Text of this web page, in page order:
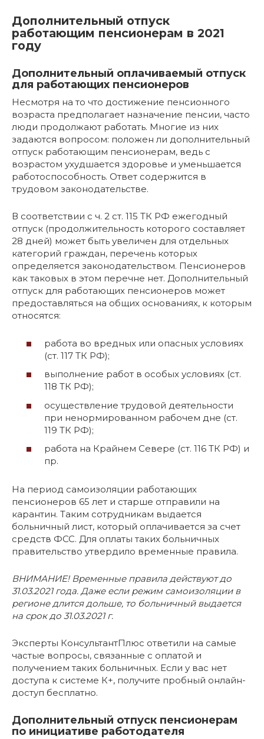
Дополнительный отпуск
работающим пенсионерам в 2021
году
Дополнительный оплачиваемый отпуск
для работающих пенсионеров
Несмотря на то что достижение пенсионного
возраста предполагает назначение пенсии, часто
люди продолжают работать. Многие из них
задаются вопросом: положен ли дополнительный
отпуск работающим пенсионерам, ведь с
возрастом ухудшается здоровье и уменьшается
работоспособность. Ответ содержится в
трудовом законодательстве.
В соответствии с ч. 2 ст. 115 ТК РФ ежегодный
отпуск (продолжительность которого составляет
28 дней) может быть увеличен для отдельных
категорий граждан, перечень которых
определяется законодательством. Пенсионеров
как таковых в этом перечне нет. Дополнительный
отпуск для работающих пенсионеров может
предоставляться на общих основаниях, к которым
относятся:
работа во вредных или опасных условиях
(ст. 117 ТК РФ);
выполнение работ в особых условиях (ст.
118 ТК РФ);
осуществление трудовой деятельности
при ненормированном рабочем дне (ст.
119 ТК РФ);
работа на Крайнем Севере (ст. 116 ТК РФ) и
пр.
На период самоизоляции работающих
пенсионеров 65 лет и старше отправили на
карантин. Таким сотрудникам выдается
больничный лист, который оплачивается за счет
средств ФСС. Для оплаты таких больничных
правительство утвердило временные правила.
ВНИМАНИЕ! Временные правила действуют до
31.03.2021 года. Даже если режим самоизоляции в
регионе длится дольше, то больничный выдается
на срок до 31.03.2021 г.
Эксперты КонсультантПлюс ответили на самые
частые вопросы, связанные с оплатой и
получением таких больничных. Если у вас нет
доступа к системе К+, получите пробный онлайн-
доступ бесплатно.
Дополнительный отпуск пенсионерам
по инициативе работодателя